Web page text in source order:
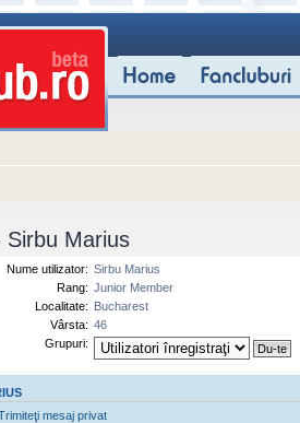
Sirbu Marius
Nume utilizator: Sirbu Marius
Rang: Junior Member
Localitate: Bucharest
Vârsta: 46
Grupuri:
mesaj privat